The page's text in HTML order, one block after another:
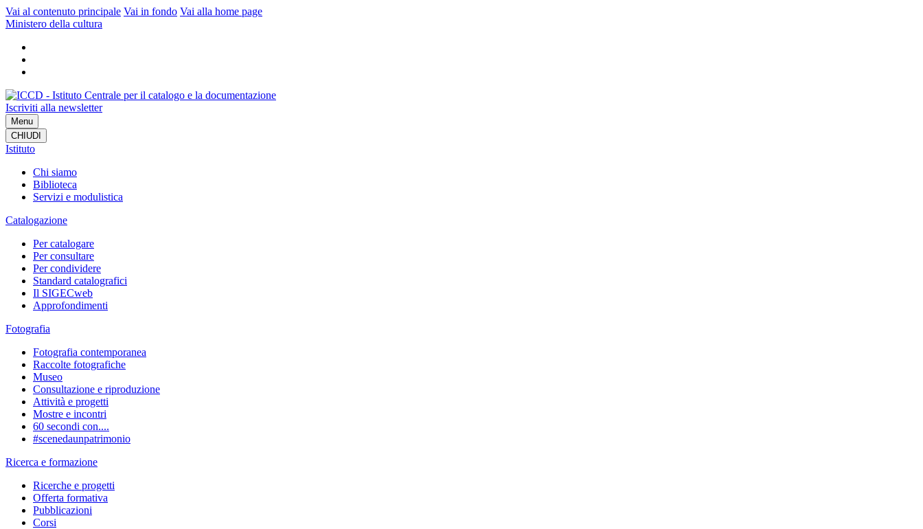
Vai al contenuto principale Vai in fondo Vai alla home page
Ministero della cultura
Iscriviti alla newsletter
Menu
CHIUDI
Istituto
Chi siamo
Biblioteca
Servizi e modulistica
Catalogazione
Per catalogare
Per consultare
Per condividere
Standard catalografici
Il SIGECweb
Approfondimenti
Fotografia
Fotografia contemporanea
Raccolte fotografiche
Museo
Consultazione e riproduzione
Attività e progetti
Mostre e incontri
60 secondi con....
#scenedaunpatrimonio
Ricerca e formazione
Ricerche e progetti
Offerta formativa
Pubblicazioni
Corsi